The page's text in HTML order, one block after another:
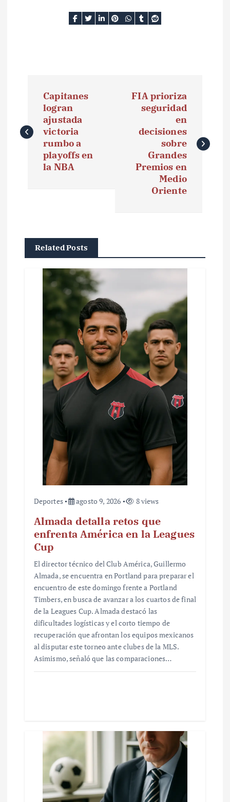
v
Capitanes
logran
ajustada
victoria
rumbo a
playoffs en
la NBA
FIA prioriza
seguridad
en
decisiones
sobre
Grandes
Premios en
Medio
Oriente
Related Posts
Deportes agosto 9, 2026 8 views
Almada detalla retos que
enfrenta América en la Leagues
Cup
El director técnico del Club América, Guillermo
Almada, se encuentra en Portland para preparar el
encuentro de este domingo frente a Portland
Timbers, en busca de avanzar a los cuartos de final
de la Leagues Cup. Almada destacó las
dificultades logísticas y el corto tiempo de
recuperación que afrontan los equipos mexicanos
al disputar este torneo ante clubes de la MLS.
Asimismo, señaló que las comparaciones…